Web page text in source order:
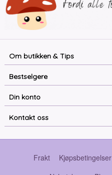
Om butikken & Tips
Bestselgere
Din konto
Kontakt oss
Frakt Kjøpsbetingelser